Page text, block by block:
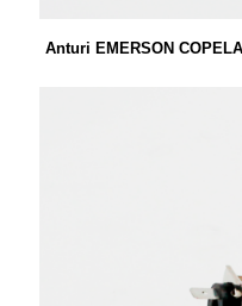
Anturi EMERSON